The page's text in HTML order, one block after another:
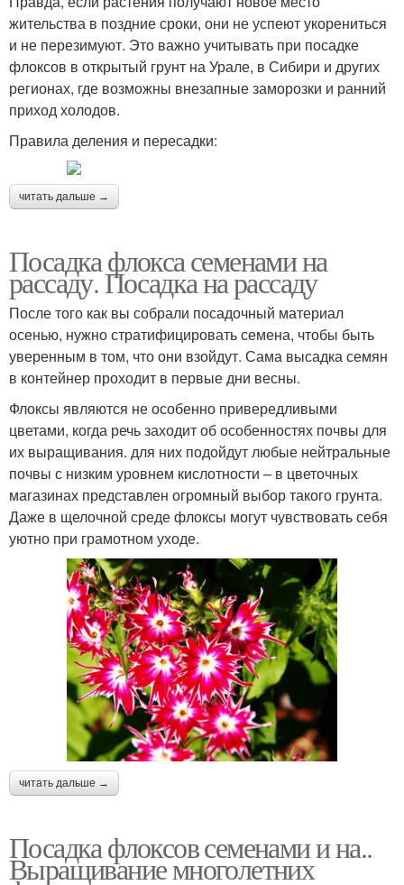
жительства в поздние сроки, они не успеют укорениться
и не перезимуют. Это важно учитывать при посадке
флоксов в открытый грунт на Урале, в Сибири и других
регионах, где возможны внезапные заморозки и ранний
приход холодов.
Правила деления и пересадки:
читать дальше →
Посадка флокса семенами на
рассаду. Посадка на рассаду
После того как вы собрали посадочный материал
осенью, нужно стратифицировать семена, чтобы быть
уверенным в том, что они взойдут. Сама высадка семян
в контейнер проходит в первые дни весны.
Флоксы являются не особенно привередливыми
цветами, когда речь заходит об особенностях почвы для
их выращивания. для них подойдут любые нейтральные
почвы с низким уровнем кислотности – в цветочных
магазинах представлен огромный выбор такого грунта.
Даже в щелочной среде флоксы могут чувствовать себя
уютно при грамотном уходе.
читать дальше →
Посадка флоксов семенами и на..
Выращивание многолетних